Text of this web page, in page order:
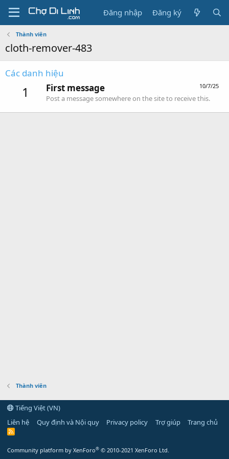
Đăng nhập Đăng ký
Thành viên
cloth-remover-483
Các danh hiệu
1 10/7/25
First message
Post a message somewhere on the site to receive this.
Thành viên
Tiếng Việt (VN)
Liên hệ
Quy định và Nội quy Privacy policy Trợ giúp Trang chủ
R
Community platform by XenForo® © 2010-2021 XenForo Ltd.